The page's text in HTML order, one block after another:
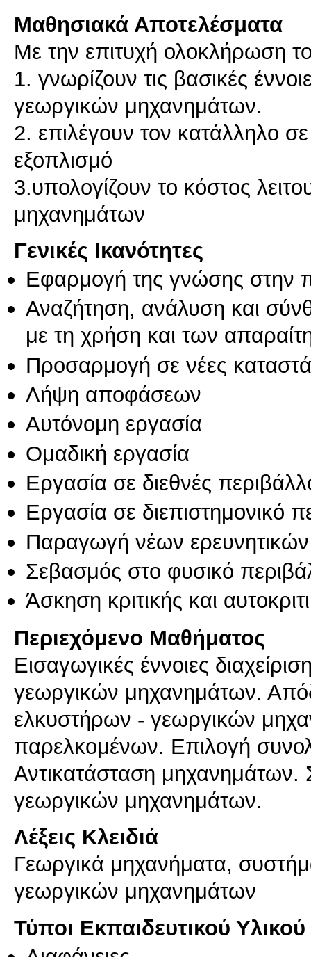
Μαθησιακά Αποτελέσματα
Με την επιτυχή ολοκλήρωση
1. γνωρίζουν τις βασικές
γεωργικών μηχανημάτων.
2. επιλέγουν τον κατάλληλο
εξοπλισμό
3.υπολογίζουν το κόστος
Γενικές Ικανότητες
Εφαρμογή της γνώσης στην
Αναζήτηση, ανάλυση και
με τη χρήση και των
Προσαρμογή σε νέες
Λήψη αποφάσεων
Αυτόνομη εργασία
Ομαδική εργασία
Εργασία σε διεθνές
Εργασία σε διεπιστημονικό
Παραγωγή νέων
Σεβασμός στο φυσικό
Άσκηση κριτικής και
Περιεχόμενο Μαθήματος
Εισαγωγικές έννοιες
γεωργικών μηχανημάτων.
ελκυστήρων - γεωργικών
παρελκομένων. Επιλογή
Αντικατάσταση μηχανημάτων.
γεωργικών μηχανημάτων.
Λέξεις Κλειδιά
Γεωργικά μηχανήματα,
γεωργικών μηχανημάτων
Τύποι Εκπαιδευτικού Υλικού